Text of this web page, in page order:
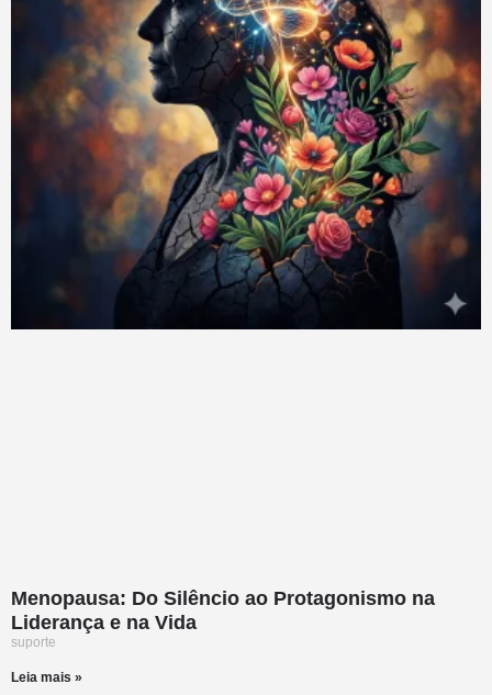
Menopausa: Do Silêncio ao Protagonismo na
Liderança e na Vida
suporte
Leia mais »